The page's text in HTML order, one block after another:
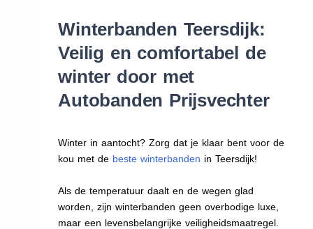
Winterbanden Teersdijk:
Veilig en comfortabel de
winter door met
Autobanden Prijsvechter
Winter in aantocht? Zorg dat je klaar bent voor de
kou met de beste winterbanden in Teersdijk!
Als de temperatuur daalt en de wegen glad
worden, zijn winterbanden geen overbodige luxe,
maar een levensbelangrijke veiligheidsmaatregel.